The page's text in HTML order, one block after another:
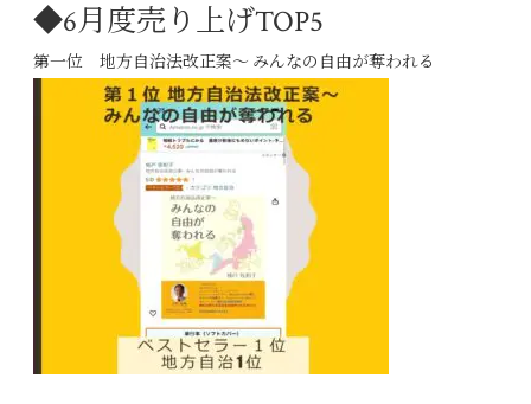
◆6月度売り上げTOP5
第一位 地方自治法改正案～ みんなの自由が奪われる